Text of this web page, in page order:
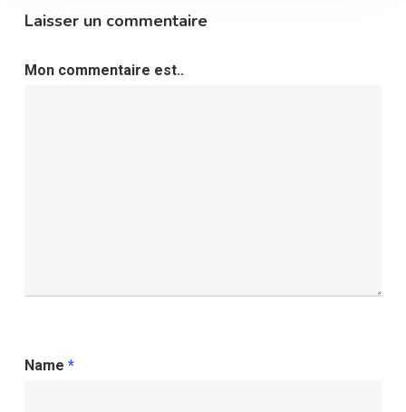
Laisser un commentaire
Mon commentaire est..
Name *